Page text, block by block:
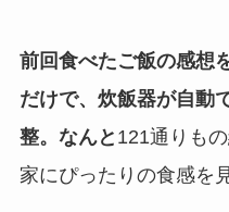
前回食べたご飯の感想
だけで、炊飯器が自動
整。なんと 121通りも
家にぴったりの食感を